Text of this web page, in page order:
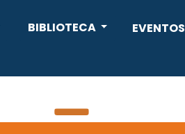
BIBLIOTECA EVENTOS